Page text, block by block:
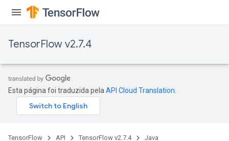
TensorFlow v2.7.4
Esta página foi traduzida pela API Cloud Translation
TensorFlow API TensorFlow v2.7.4 Java